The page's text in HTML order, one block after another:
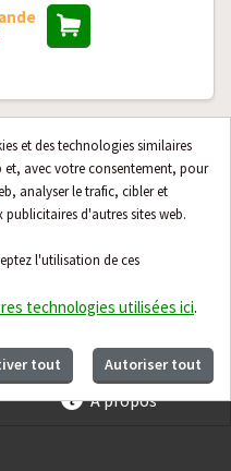
et des technologies similaires
avec votre consentement, pour
analyser le trafic, cibler et
publicitaires d'autres sites web.
l'utilisation de ces
technologies utilisées ici.
tout Autoriser tout
pression Danfoss MBS
bar, 4-20mA (060G1144)
À propos